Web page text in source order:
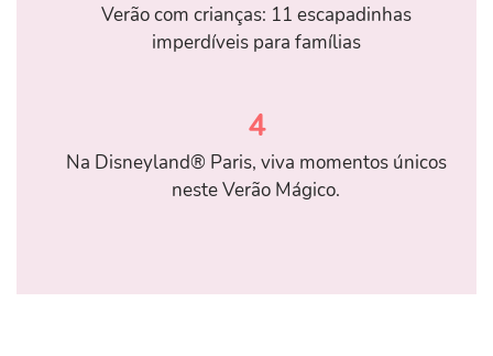
Verão com crianças: 11 escapadinhas
imperdíveis para famílias
4
Na Disneyland® Paris, viva momentos únicos
neste Verão Mágico.